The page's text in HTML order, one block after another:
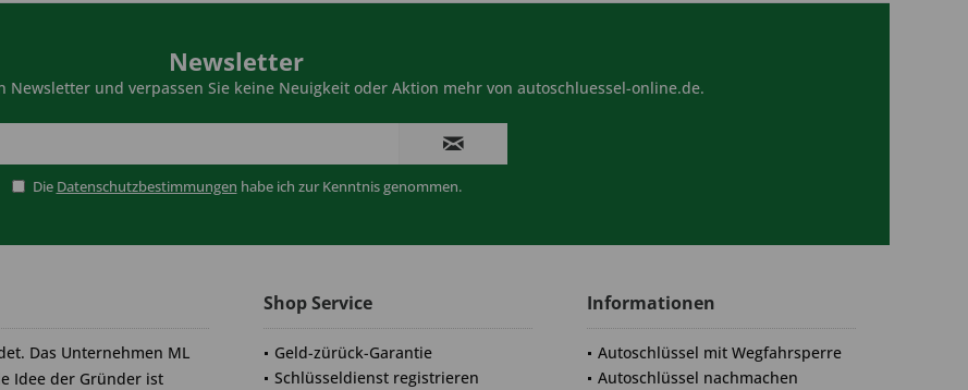
Newsletter
Newsletter und verpassen Sie keine Neuigkeit oder Aktion mehr von autoschluessel-online.de.
Die Datenschutzbestimmungen habe ich zur Kenntnis genommen.
Das Unternehmen ML
Idee der Gründer ist
Shop Service
Geld-zürück-Garantie
Schlüsseldienst registrieren
Informationen
Autoschlüssel mit Wegfahrsperre
Autoschlüssel nachmachen